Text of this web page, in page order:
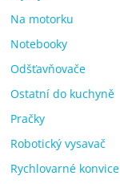
Na motorku
Notebooky
Odšťavňovače
Ostatní do kuchyně
Pračky
Robotický vysavač
Rychlovarné konvice